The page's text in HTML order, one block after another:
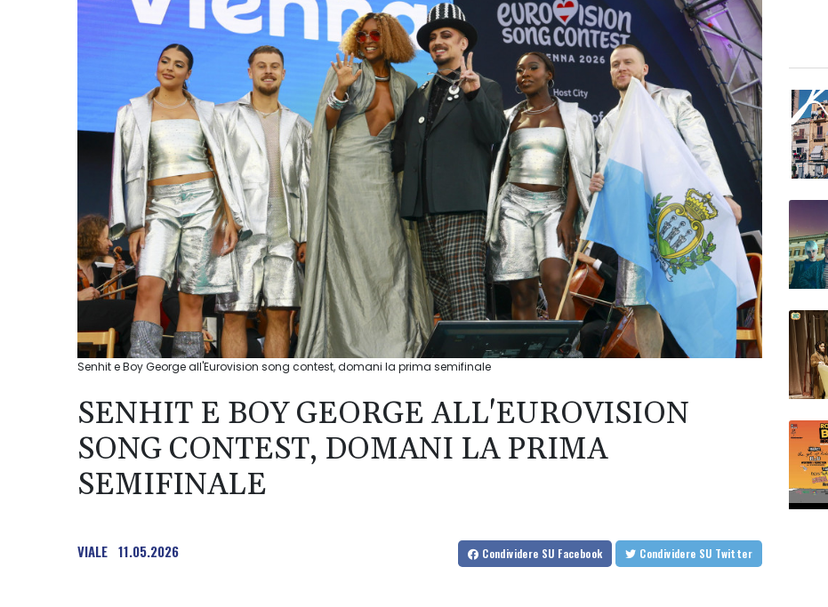
Senhit e Boy George all'Eurovision song contest, domani la prima semifinale
SENHIT E BOY GEORGE ALL'EUROVISION
SONG CONTEST, DOMANI LA PRIMA
SEMIFINALE
VIALE 11.05.2026 Condividere SU Facebook Condividere SU Twitter